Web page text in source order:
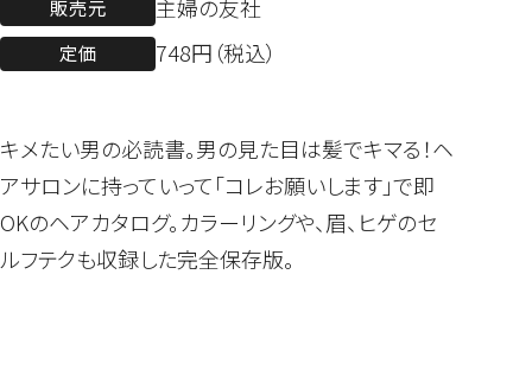
販売元 主婦の友社
定価 748円（税込）
キメたい男の必読書。男の見た目は髪でキマる！ヘ
アサロンに持っていって「コレお願いします」で即
OKのヘアカタログ。カラーリングや、眉、ヒゲのセ
ルフテクも収録した完全保存版。